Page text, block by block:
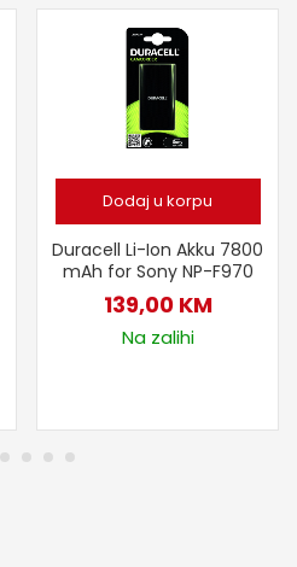
Dodaj u korpu
Duracell Li-Ion Akku 7800
mAh for Sony NP-F970
139,00 KM
Na zalihi